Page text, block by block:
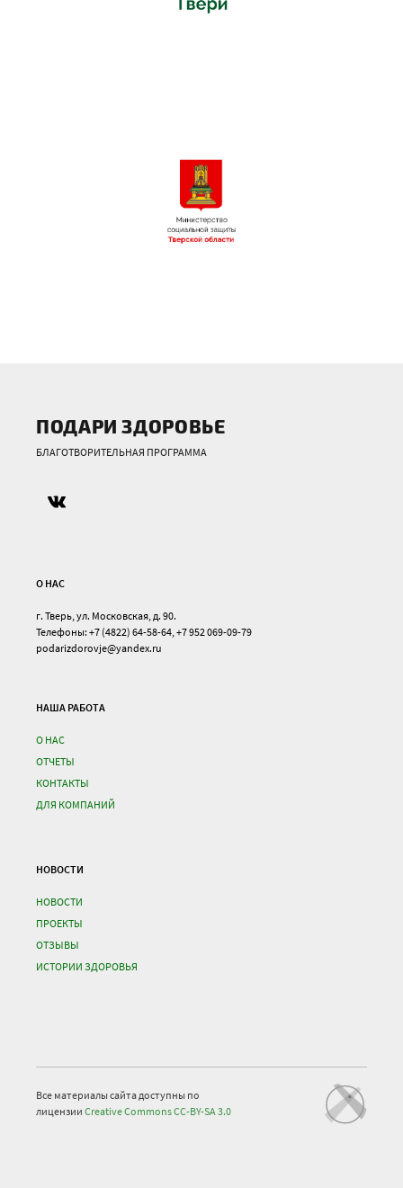
ПОДАРИ ЗДОРОВЬЕ
БЛАГОТВОРИТЕЛЬНАЯ ПРОГРАММА
О НАС
г. Тверь, ул. Московская, д. 90.
Телефоны: +7 (4822) 64-58-64, +7 952 069-09-79
podarizdorovje@yandex.ru
НАША РАБОТА
О НАС
ОТЧЕТЫ
КОНТАКТЫ
ДЛЯ КОМПАНИЙ
НОВОСТИ
НОВОСТИ
ПРОЕКТЫ
ОТЗЫВЫ
ИСТОРИИ ЗДОРОВЬЯ
Все материалы сайта доступны по
лицензии Creative Commons СС-BY-SA 3.0